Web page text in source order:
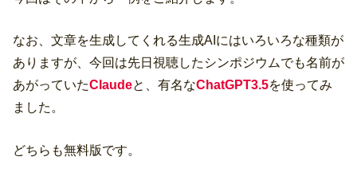
なお、文章を生成してくれる生成AIにはいろいろな種類が
ありますが、今回は先日視聴したシンポジウムでも名前が
あがっていたClaudeと、有名なChatGPT3.5を使ってみ
ました。
どちらも無料版です。